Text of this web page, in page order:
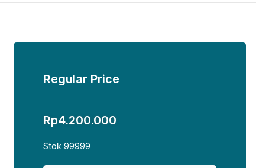
Regular Price
Rp4.200.000
Stok 99999